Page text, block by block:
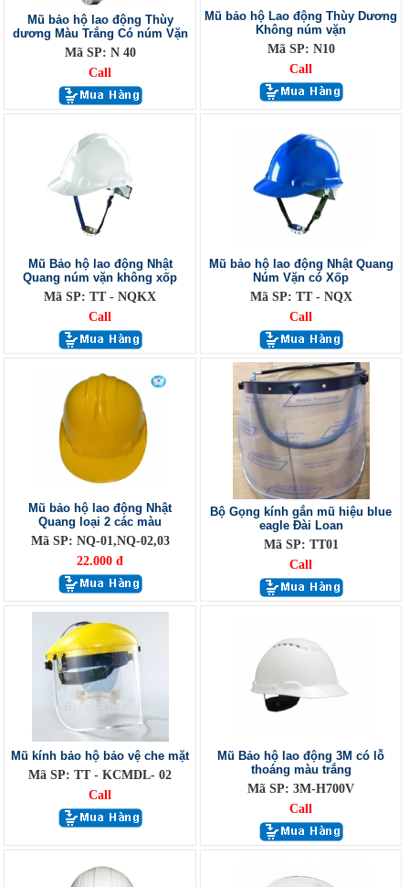
Mũ bảo hộ lao động Thùy
dương Màu Trắng Có núm Vặn
Mã SP: N 40
Call
Mũ bảo hộ Lao động Thùy Dương
Không núm vặn
Mã SP: N10
Call
Mũ Bảo hộ lao động Nhật
Quang núm vặn không xốp
Mã SP: TT - NQKX
Call
Mũ bảo hộ lao động Nhật Quang
Núm Vặn có Xốp
Mã SP: TT - NQX
Call
Mũ bảo hộ lao động Nhật
Quang loại 2 các màu
Mã SP: NQ-01,NQ-02,03
22.000 đ
Bộ Gọng kính gắn mũ hiệu blue
eagle Đài Loan
Mã SP: TT01
Call
Mũ kính bảo hộ bảo vệ che mặt
Mã SP: TT - KCMDL- 02
Call
Mũ Bảo hộ lao động 3M có lỗ
thoáng màu trắng
Mã SP: 3M-H700V
Call